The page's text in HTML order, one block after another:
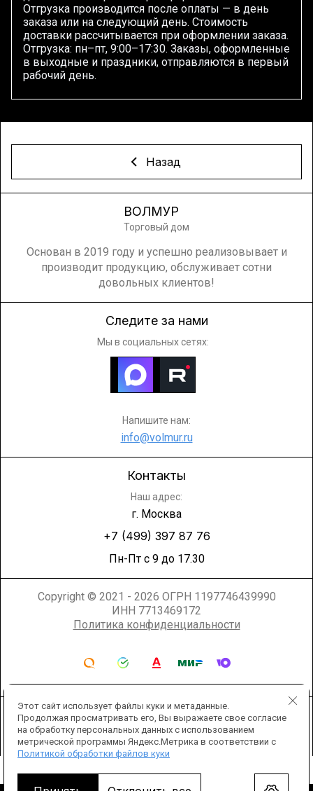
Отгрузка производится после оплаты — в день
заказа или на следующий день. Стоимость
доставки рассчитывается при оформлении заказа.
Отгрузка: пн–пт, 9:00–17:30. Заказы, оформленные
в выходные и праздники, отправляются в первый
рабочий день.
Назад
ВОЛМУР
Торговый дом
Основан в 2019 году и успешно реализовывает и
производит продукцию, обслуживает сотни
довольных клиентов!
Следите за нами
Мы в социальных сетях:
Напишите нам:
info@volmur.ru
Контакты
Наш адрес:
г. Москва
+7 (499) 397 87 76
Пн-Пт с 9 до 17.30
Copyright © 2021 - 2026 ОГРН 1197746439990
ИНН 7713469172
Политика конфиденциальности
Этот сайт использует файлы куки и метаданные.
Продолжая просматривать его, Вы выражаете свое согласие
на обработку персональных данных с использованием
метрической программы Яндекс.Метрика в соответствии с
Политикой обработки файлов куки